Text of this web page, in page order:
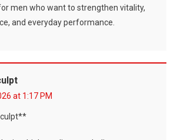
men who want to strengthen vitality,
and everyday performance.
at 1:17 PM